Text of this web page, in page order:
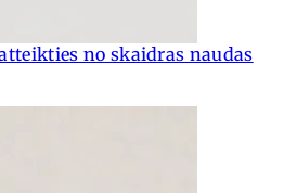
no skaidras naudas